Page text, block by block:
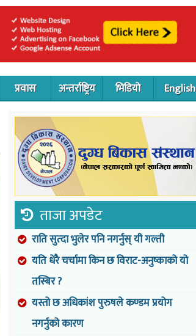
प्रवास अन्तर्राष्ट्रिय भिडियो English
ताजा अपडेट
राति सुत्दा भुलेर पनि नगर्नुस् यी गल्ती
यति धेरै चर्चामा किन छ विराट-अनुष्काको यो
तस्बिर ?
यस्तो छ अधिकांश पुरुषले कण्डम प्रयोग
नगर्नुको कारण